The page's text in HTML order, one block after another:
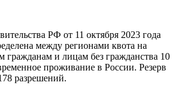
РФ от 11 октября 2023 года
между регионами квота на
гражданам и лицам без гражданства 10
проживание в России. Резерв
разрешений.